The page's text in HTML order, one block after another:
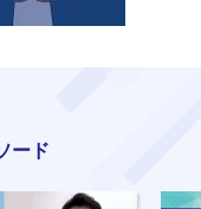
ード